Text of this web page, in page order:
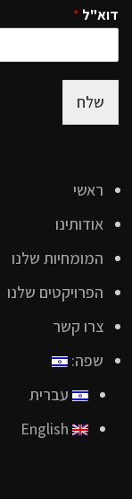
דוא"ל *
שלח
ראשי
אודותינו
המומחיות שלנו
הפרויקטים שלנו
צרו קשר
שפה:
עברית